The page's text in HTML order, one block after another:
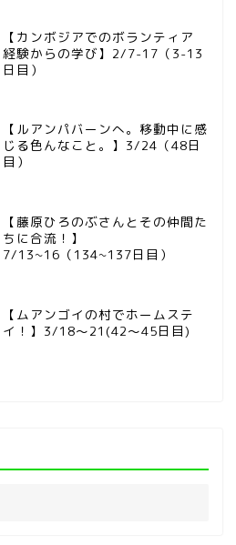
【カンボジアでのボランティア
経験からの学び】2/7-17（3-13
日目）
【ルアンパバーンへ。移動中に感
じる色んなこと。】3/24（48日
目）
【藤原ひろのぶさんとその仲間た
ちに合流！】
7/13~16（134~137日目）
【ムアンゴイの村でホームステ
イ！】3/18～21(42～45日目)